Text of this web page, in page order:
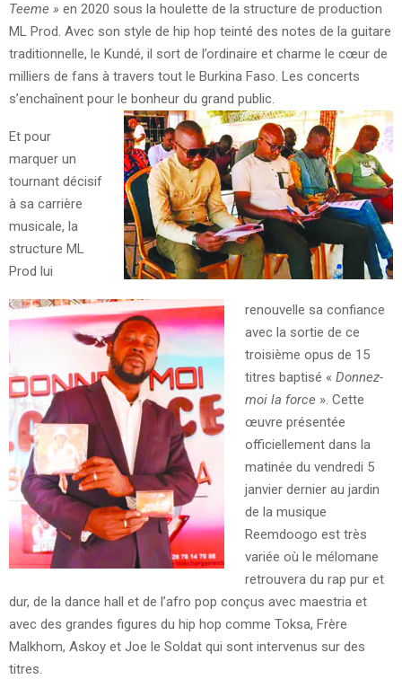
Teeme » en 2020 sous la houlette de la structure de production
ML Prod. Avec son style de hip hop teinté des notes de la guitare
traditionnelle, le Kundé, il sort de l’ordinaire et charme le cœur de
milliers de fans à travers tout le Burkina Faso. Les concerts
s’enchaînent pour le bonheur du grand public.
Et pour
marquer un
tournant décisif
à sa carrière
musicale, la
structure ML
Prod lui
renouvelle sa confiance
avec la sortie de ce
troisième opus de 15
titres baptisé « Donnez-
moi la force ». Cette
œuvre présentée
officiellement dans la
matinée du vendredi 5
janvier dernier au jardin
de la musique
Reemdoogo est très
variée où le mélomane
retrouvera du rap pur et
dur, de la dance hall et de l’afro pop conçus avec maestria et
avec des grandes figures du hip hop comme Toksa, Frère
Malkhom, Askoy et Joe le Soldat qui sont intervenus sur des
titres.